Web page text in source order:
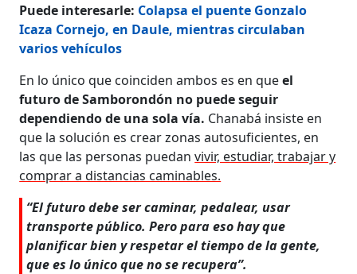
Puede interesarle: Colapsa el puente Gonzalo
Icaza Cornejo, en Daule, mientras circulaban
varios vehículos
En lo único que coinciden ambos es en queel
futuro de Samborondón no puede seguir
dependiendo de una sola vía. Chanabá insiste en
que la solución es crear zonas autosuficientes, en
las que las personas puedanvivir, estudiar, trabajar y
comprar a distancias caminables.
“El futuro debe ser caminar, pedalear, usar
transporte público. Pero para eso hay que
planificar bien y respetar el tiempo de la gente,
que es lo único que no se recupera”.